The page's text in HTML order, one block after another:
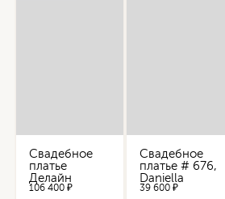
Свадебное
платье
Делайн
106 400 ₽
Свадебное
платье # 676,
Daniella
39 600 ₽